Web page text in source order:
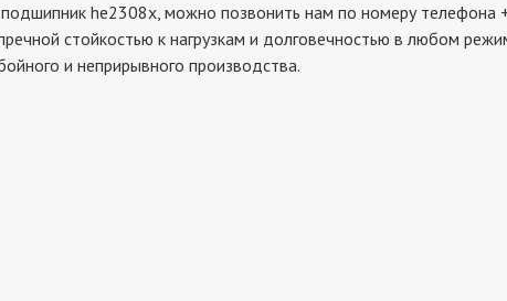
he2308x, можно позвонить нам по номеру
стойкостью к нагрузкам и долговечностью в любом
и неприрывного производства.